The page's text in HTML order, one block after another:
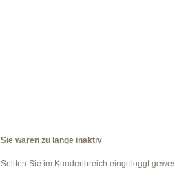
Sie waren zu lange inaktiv
Sollten Sie im Kundenbreich eingeloggt